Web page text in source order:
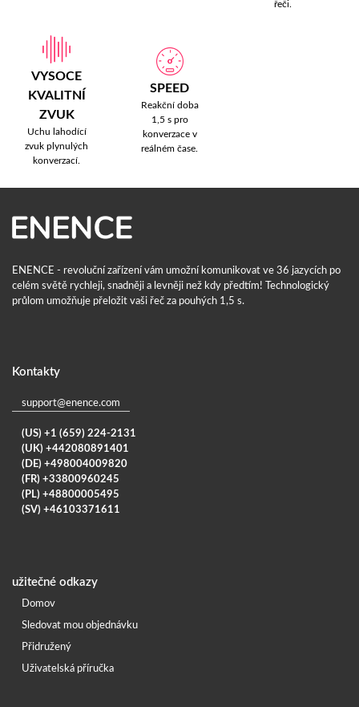
řeči.
VYSOCE
KVALITNÍ
ZVUK
Uchu lahodící
zvuk plynulých
konverzací.
SPEED
Reakční doba
1,5 s pro
konverzace v
reálném čase.
ENENCE - revoluční zařízení vám umožní komunikovat ve 36 jazycích po
celém světě rychleji, snadněji a levněji než kdy předtím! Technologický
průlom umožňuje přeložit vaši řeč za pouhých 1,5 s.
Kontakty
support@enence.com
(US) +1 (659) 224-2131
(UK) +442080891401
(DE) +498004009820
(FR) +33800960245
(PL) +48800005495
(SV) +46103371611
užitečné odkazy
Domov
Sledovat mou objednávku
Přidružený
Uživatelská příručka